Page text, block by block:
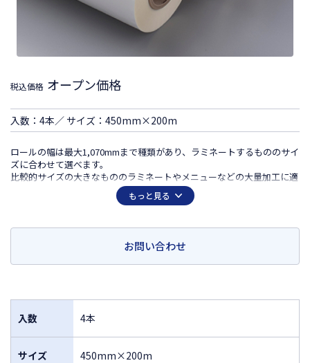
税込価格 オープン価格
入数：4本／ サイズ：450mm×200m
ロールの幅は最大1,070mmまで種類があり、ラミネートするもののサイ
ズに合わせて選べます。
比較的サイズの大きなもののラミネートやメニューなどの大量加工に適
加工時も加工後もホコリを寄せ付けない静電防止タイプです。
このロールタイプフィルムを「CP・Roll」（Card Protection Roll の
もっと見る
お問い合わせ
入数 4本
サイズ 450mm×200m